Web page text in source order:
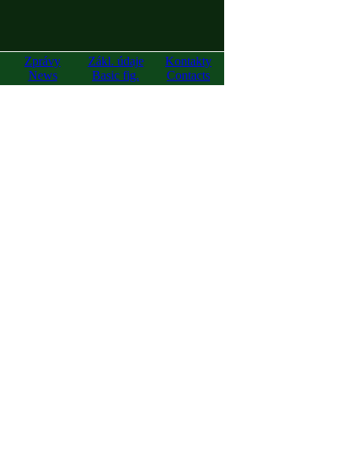
Zprávy
News
Zákl. údaje
Basic fig.
Kontakty
Contacts